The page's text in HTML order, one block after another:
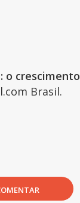
o crescimento
Brasil.